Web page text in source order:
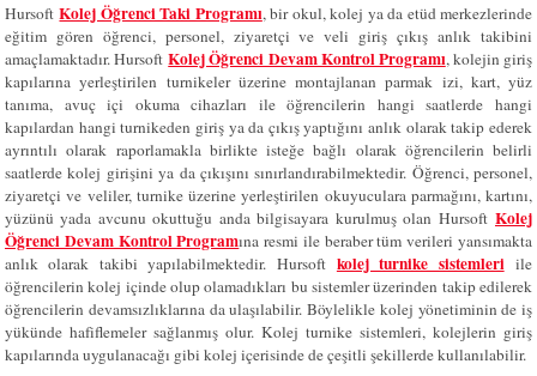
HursoftKolej Öğrenci Taki Programı, bir okul, kolej ya da etüd merkezlerinde
eğitim gören öğrenci, personel, ziyaretçi ve veli giriş çıkış anlık takibini
amaçlamaktadır. HursoftKolej Öğrenci Devam Kontrol Programı, kolejin giriş
kapılarına yerleştirilen turnikeler üzerine montajlanan parmak izi, kart, yüz
tanıma, avuç içi okuma cihazları ile öğrencilerin hangi saatlerde hangi
kapılardan hangi turnikeden giriş ya da çıkış yaptığını anlık olarak takip ederek
ayrıntılı olarak raporlamakla birlikte isteğe bağlı olarak öğrencilerin belirli
saatlerde kolej girişini ya da çıkışını sınırlandırabilmektedir. Öğrenci, personel,
ziyaretçi ve veliler, turnike üzerine yerleştirilen okuyuculara parmağını, kartını,
yüzünü yada avcunu okuttuğu anda bilgisayara kurulmuş olan Hursoft Kolej
Öğrenci Devam Kontrol Programına resmi ile beraber tüm verileri yansımakta
anlık olarak takibi yapılabilmektedir. Hursoft kolej turnike sistemleriile
öğrencilerin kolej içinde olup olamadıkları bu sistemler üzerinden takip edilerek
öğrencilerin devamsızlıklarına da ulaşılabilir. Böylelikle kolej yönetiminin de iş
yükünde hafiflemeler sağlanmış olur. Kolej turnike sistemleri, kolejlerin giriş
kapılarında uygulanacağı gibi kolej içerisinde de çeşitli şekillerde kullanılabilir.